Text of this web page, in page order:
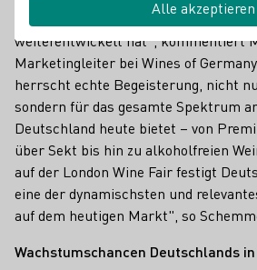
Empfehlungsmarketing um deutschen
weiterentwickelt hat", kommentiert
Marketingleiter bei Wines of
herrscht echte Begeisterung, nicht
sondern für das gesamte Spektrum
Deutschland heute bietet – von
über Sekt bis hin zu alkoholfreien
auf der London Wine Fair festigt
eine der dynamischsten und
auf dem heutigen Markt", so
Wachstumschancen Deutschlands
Alle akzeptieren